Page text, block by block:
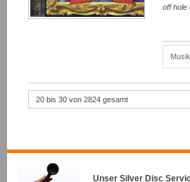
off hole
Musik
20 bis 30 von 2824 gesamt
Unser Silver Disc